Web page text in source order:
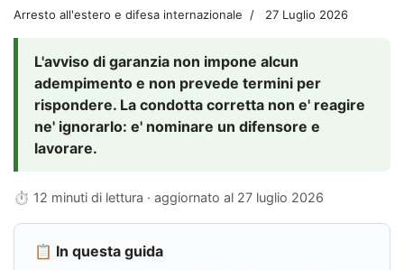
Arresto all'estero e difesa internazionale 27 Luglio 2026
L'avviso di garanzia non impone alcun
adempimento e non prevede termini per
rispondere. La condotta corretta non e' reagire
ne' ignorarlo: e' nominare un difensore e
lavorare.
⏱ 12 minuti di lettura · aggiornato al 27 luglio 2026
📋 In questa guida